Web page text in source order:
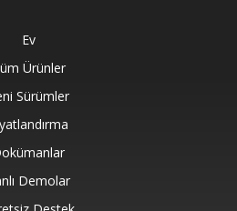
Ev
Ürünler
Sürümler
Demolar